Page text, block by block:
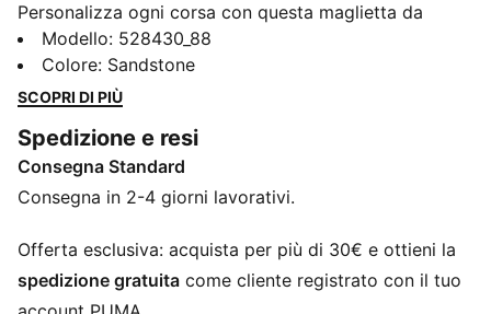
Personalizza ogni corsa con questa maglietta da
running. Il tessuto tecnico offre una sensazione di
freschezza immediata per aiutarti a mantenere la rotta
anche quando splende il sole. La vestibilità squadrata
senti sicura, fresca e pronta per ogni chilometro.
CARATTERISTICHE + VANTAGGI
Creato con almeno il 50% di materiale riciclato
Vestibilità: Boxy
Materiale principale: Pique
Collo: Girocollo
Modello: 528430_88
Colore: Sandstone
SCOPRI DI PIÙ
Spedizione e resi
Consegna Standard
Consegna in 2-4 giorni lavorativi.
Offerta esclusiva: acquista per più di 30€ e ottieni la
spedizione gratuita come cliente registrato con il tuo